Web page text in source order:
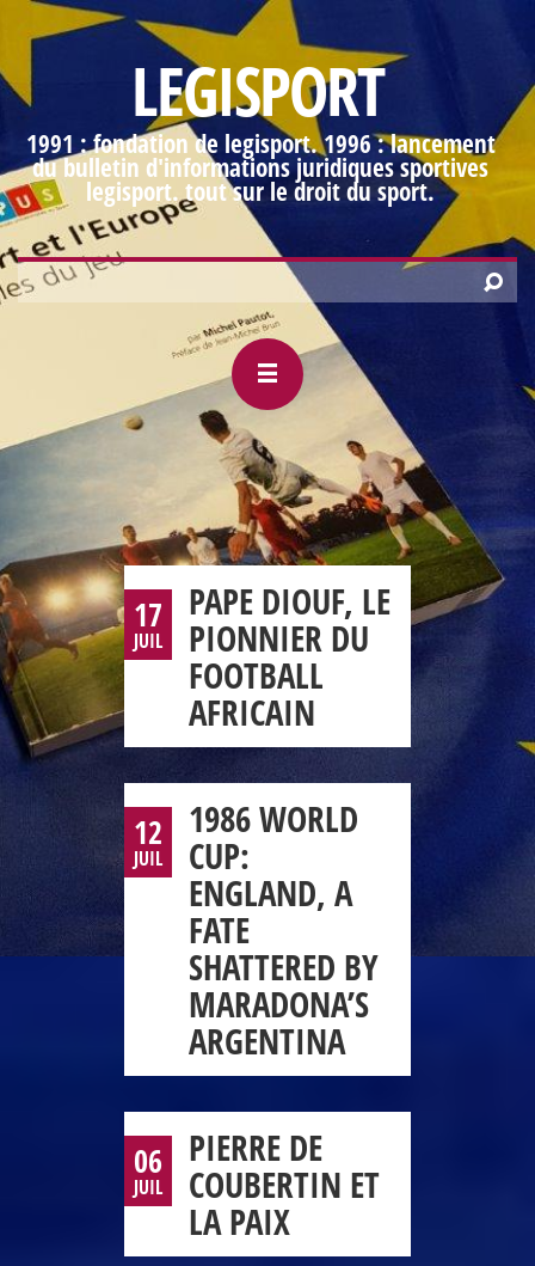
LEGISPORT
1991 : fondation de legisport. 1996 : lancement
du bulletin d'informations juridiques sportives
legisport. tout sur le droit du sport.
17
JUIL
PAPE DIOUF, LE
PIONNIER DU
FOOTBALL
AFRICAIN
12
JUIL
1986 WORLD
CUP:
ENGLAND, A
FATE
SHATTERED BY
MARADONA’S
ARGENTINA
06
JUIL
PIERRE DE
COUBERTIN ET
LA PAIX